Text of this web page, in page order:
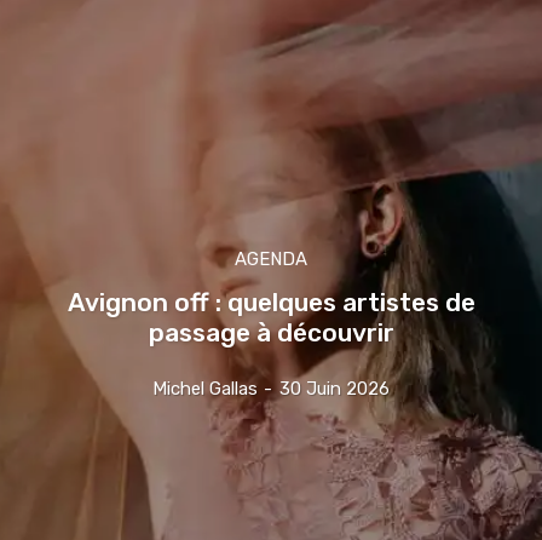
AGENDA
Avignon off : quelques artistes de
passage à découvrir
Michel Gallas - 30 Juin 2026